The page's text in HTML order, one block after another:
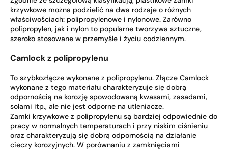
krzywkowe można podzielić na dwa rodzaje o różnych
właściwościach: polipropylenowe i nylonowe. Zarówno
polipropylen, jak i nylon to popularne tworzywa sztuczne,
szeroko stosowane w przemyśle i życiu codziennym.
Camlock z polipropylenu
To szybkozłącze wykonane z polipropylenu. Złącze Camlock
wykonane z tego materiału charakteryzuje się dobrą
odpornością na korozję spowodowaną kwasami, zasadami,
solami itp., ale nie jest odporne na utleniacze.
Zamki krzywkowe z polipropylenu są bardziej odpowiednie do
pracy w normalnych temperaturach i przy niskim ciśnieniu
oraz charakteryzują się dobrą odpornością na działanie
cieczy korozyjnych. W porównaniu z zamknięciami